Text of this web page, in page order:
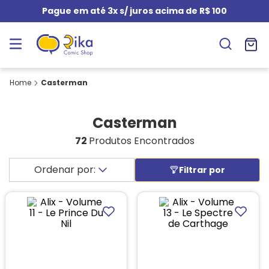
Pague em até 3x s/ juros acima de R$ 100
Casterman
Casterman
72 Produtos Encontrados